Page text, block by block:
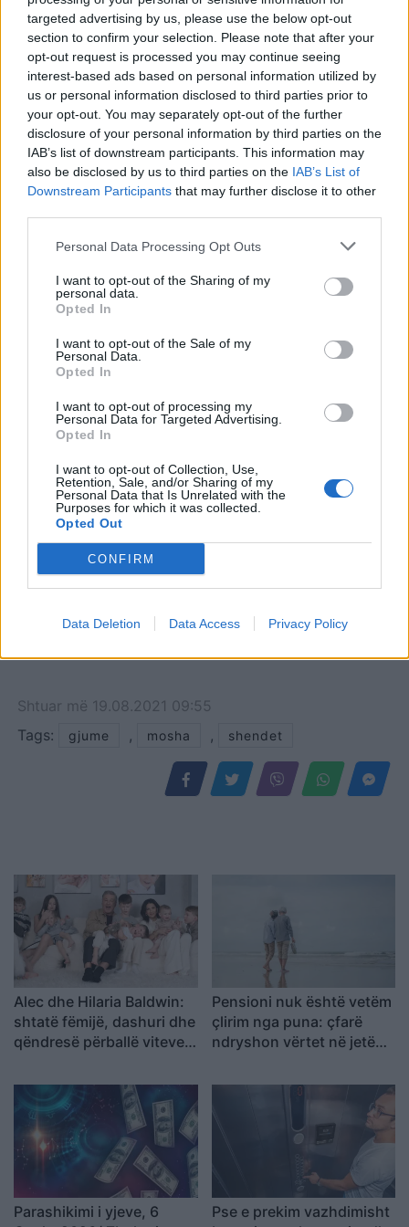
targeted advertising by us, please use the below opt-out
section to confirm your selection. Please note that after your
opt-out request is processed you may continue seeing
interest-based ads based on personal information utilized by
us or personal information disclosed to third parties prior to
your opt-out. You may separately opt-out of the further
disclosure of your personal information by third parties on the
IAB’s list of downstream participants. This information may
also be disclosed by us to third parties on the IAB’s List of
Downstream Participants that may further disclose it to other
Personal Data Processing Opt Outs
I want to opt-out of the Sharing of my
personal data.
Opted In
I want to opt-out of the Sale of my
Personal Data.
Opted In
I want to opt-out of processing my
Personal Data for Targeted Advertising.
Opted In
I want to opt-out of Collection, Use,
Retention, Sale, and/or Sharing of my
Personal Data that Is Unrelated with the
Purposes for which it was collected.
Opted Out
CONFIRM
Data Deletion Data Access Privacy Policy
ai.
Lajme të ngjashme:
Gjithçka varet nga mosha,
Sa orë gjumë duhet të
Sa orë gjumë ju duhet
sipas moshës? Ja si ta
Shtuar më 19.08.2021 09:55
Tags:
gjume , mosha , shendet
Alec dhe Hilaria Baldwin:
shtatë fëmijë, dashuri dhe
qëndresë përballë viteve
Pensioni nuk është vetëm
çlirim nga puna: çfarë
ndryshon vërtet në jetën
Parashikimi i yjeve, 6
Pse e prekim vazhdimisht